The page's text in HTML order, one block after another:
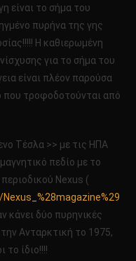
είναι το σήμα του
πυρήνα της γης
Η καθιερωμένη
για το σήμα του
είναι πλέον παρούσα
που τροφοδοτούνται από
Τέσλα >> με τις ΗΠΑ
πεδίο με το
Nexus (
κάνει δύο πυρηνικές
Ανταρκτική το 1975,
το ίδιο!!!!